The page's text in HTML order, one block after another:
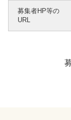
募集者HP等の
URL